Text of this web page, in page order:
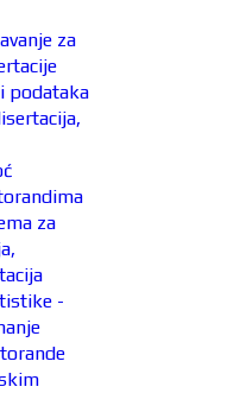
za
podataka
za
-